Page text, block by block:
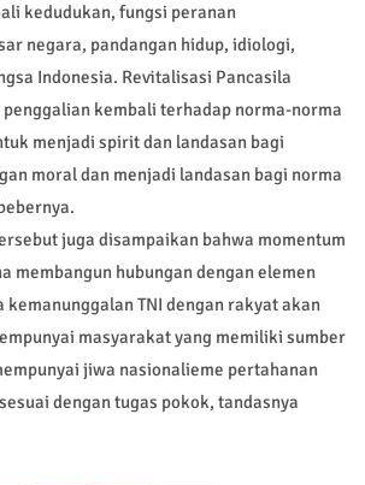
kedudukan, fungsi peranan
negara, pandangan hidup, idiologi,
Indonesia. Revitalisasi Pancasila
kembali terhadap norma-norma
menjadi spirit dan landasan bagi
moral dan menjadi landasan bagi norma
juga disampaikan bahwa momentum
membangun hubungan dengan elemen
kemanunggalan TNI dengan rakyat akan
masyarakat yang memiliki sumber
jiwa nasionalieme pertahanan
dengan tugas pokok, tandasnya